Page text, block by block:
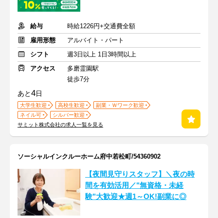
給与
時給1226円+交通費全額
雇用形態
アルバイト・パート
シフト
週3日以上 1日3時間以上
アクセス
多磨霊園駅
徒歩7分
あと4日
大学生歓迎 高校生歓迎
副業・Ｗワーク歓迎
ネイル可
シルバー歓迎
サミット株式会社の求人一覧を見る
ソーシャルインクルーホーム府中若松町/54360902
【夜間見守りスタッフ】＼夜の時
間を有効活用／"無資格・未経
験"大歓迎★週1～OK!副業に◎